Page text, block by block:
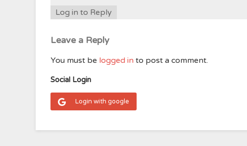
Log in to Reply
Leave a Reply
You must be logged in to post a comment.
Social Login
Login with google